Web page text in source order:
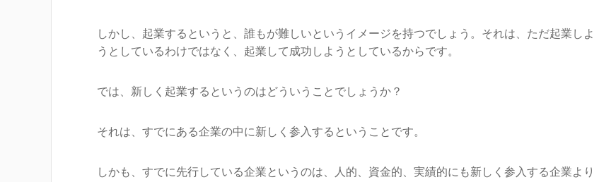
しかし、起業するというと、誰もが難しいというイメージを持つでしょう。それは、ただ起業しよ
うとしているわけではなく、起業して成功しようとしているからです。
では、新しく起業するというのはどういうことでしょうか？
それは、すでにある企業の中に新しく参入するということです。
しかも、すでに先行している企業というのは、人的、資金的、実績的にも新しく参入する企業より